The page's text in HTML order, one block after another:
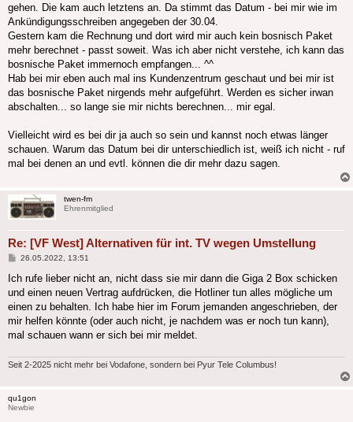
gehen. Die kam auch letztens an. Da stimmt das Datum - bei mir wie im
Ankündigungsschreiben angegeben der 30.04.
Gestern kam die Rechnung und dort wird mir auch kein bosnisch Paket
mehr berechnet - passt soweit. Was ich aber nicht verstehe, ich kann das
bosnische Paket immernoch empfangen... ^^
Hab bei mir eben auch mal ins Kundenzentrum geschaut und bei mir ist
das bosnische Paket nirgends mehr aufgeführt. Werden es sicher irwan
abschalten... so lange sie mir nichts berechnen... mir egal.
Vielleicht wird es bei dir ja auch so sein und kannst noch etwas länger
schauen. Warum das Datum bei dir unterschiedlich ist, weiß ich nicht - ruf
mal bei denen an und evtl. können die dir mehr dazu sagen.
twen-fm
Ehrenmitglied
Re: [VF West] Alternativen für int. TV wegen Umstellung
Beitrag
26.05.2022, 13:51
Ich rufe lieber nicht an, nicht dass sie mir dann die Giga 2 Box schicken
und einen neuen Vertrag aufdrücken, die Hotliner tun alles mögliche um
einen zu behalten. Ich habe hier im Forum jemanden angeschrieben, der
mir helfen könnte (oder auch nicht, je nachdem was er noch tun kann),
mal schauen wann er sich bei mir meldet.
Seit 2-2025 nicht mehr bei Vodafone, sondern bei Pyur Tele Columbus!
qu1gon
Newbie